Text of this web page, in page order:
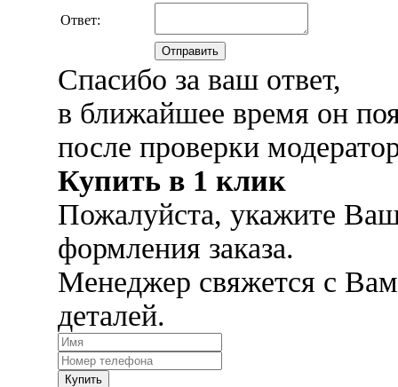
Ответ:
Отправить
Спасибо за ваш ответ,
в ближайшее время он
после проверки
Купить в 1 клик
Пожалуйста, укажите
формления заказа.
Менеджер свяжется с
деталей.
Купить